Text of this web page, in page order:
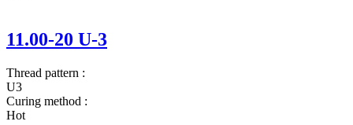
11.00-20 U-3
Thread pattern :
U3
Curing method :
Hot